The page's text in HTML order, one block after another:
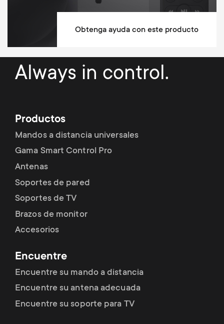
C-Clamp, Grommet
Grosor mínimo de la mesa
10
Grosor máximo de la mesa
(abrazadera)
Grosor máximo de la mesa
(grommet)
Admite pantallas curvas
Admite pantallas ultra anchas
Nivelación después de la instalación
Fácil montaje
Protección anti-arañazos
Obtenga ayuda con este producto
Always in control.
Productos
Mandos a distancia universales
Gama Smart Control Pro
Antenas
Soportes de pared
Soportes de TV
Brazos de monitor
Accesorios
Encuentre
Encuentre su mando a distancia
Encuentre su antena adecuada
Encuentre su soporte para TV